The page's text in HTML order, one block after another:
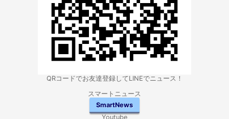
QRコードでお友達登録してLINEでニュース！
スマートニュース
SmartNews
Youtube